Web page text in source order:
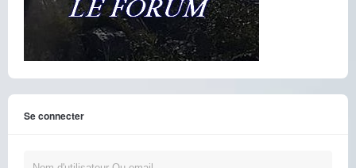
Se connecter